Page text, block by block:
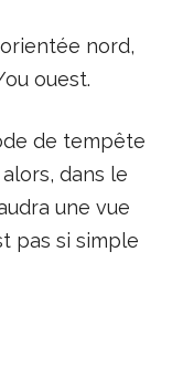
nord,
ouest.
de tempête
dans le
une vue
pas si simple